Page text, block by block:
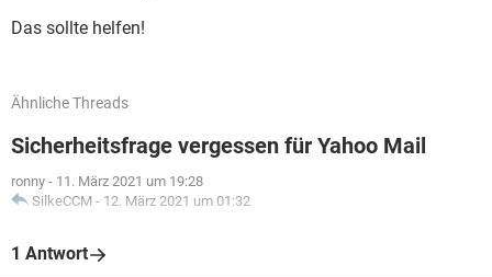
Das sollte helfen!
Ähnliche Threads
Sicherheitsfrage vergessen für Yahoo Mail
ronny - 11. März 2021 um 19:28
SilkeCCM - 12. März 2021 um 01:32
1 Antwort